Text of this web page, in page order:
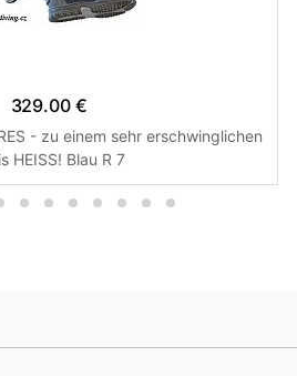
329.00 €
- zu einem sehr erschwinglichen
HEISS! Blau R 7